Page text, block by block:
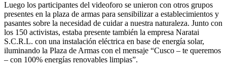
Luego los participantes del videoforo se unieron con otros grupos
presentes en la plaza de armas para sensibilizar a establecimientos y
pasantes sobre la necesidad de cuidar a nuestra naturaleza. Junto con
los 150 activistas, estaba presente también la empresa Naratai
S.C.R.L. con una instalación eléctrica en base de energía solar,
iluminando la Plaza de Armas con el mensaje “Cusco – te queremos
– con 100% energías renovables limpias”.